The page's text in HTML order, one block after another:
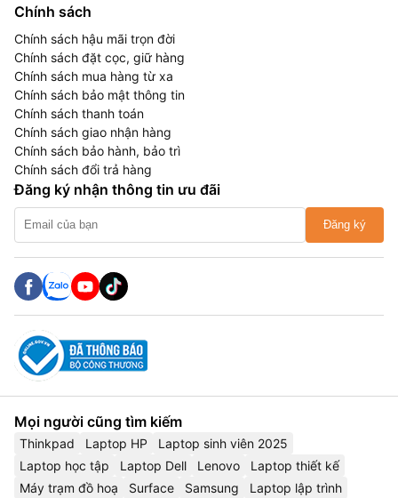
Chính sách
Chính sách hậu mãi trọn đời
Chính sách đặt cọc, giữ hàng
Chính sách mua hàng từ xa
Chính sách bảo mật thông tin
Chính sách thanh toán
Chính sách giao nhận hàng
Chính sách bảo hành, bảo trì
Chính sách đổi trả hàng
Đăng ký nhận thông tin ưu đãi
Đăng ký
Mọi người cũng tìm kiếm
Thinkpad Laptop HP
Laptop sinh viên 2025
Laptop học tập
Laptop Dell Lenovo
Laptop thiết kế
Máy trạm đồ hoạ
Surface Samsung Laptop lập trình